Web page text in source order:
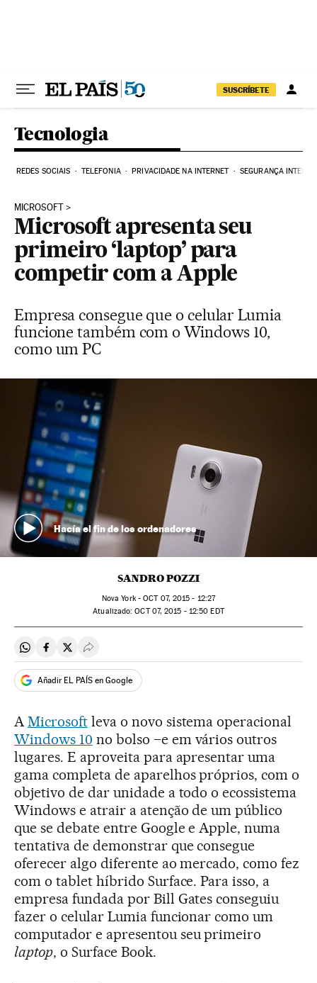
SUSCRÍBETE
Tecnologia
REDES SOCIAIS TELEFONIA PRIVACIDADE NA INTERNET SEGURANÇA
MICROSOFT
Microsoft apresenta seu
primeiro ‘laptop’ para
competir com a Apple
Empresa consegue que o celular Lumia
funcione também com o Windows 10,
como um PC
Hacía el fin de los ordenadores
SANDRO POZZI
Nova York -OCT07, 2015 - 12:27
atualizado: OCT07, 2015 - 12:50 EDT
Compartir en Whatsapp
Compartir en Facebook
Compartir en Twitter
Desplegar Redes Sociales
Añadir EL PAÍS en Google
AMicrosoftleva o novo sistema operacional
Windows 10 no bolso –e em vários outros
lugares. E aproveita para apresentar uma
gama completa de aparelhos próprios, com o
objetivo de dar unidade a todo o ecossistema
Windows e atrair a atenção de um público
que se debate entre Google e Apple, numa
tentativa de demonstrar que consegue
oferecer algo diferente ao mercado, como fez
com o tablet híbrido Surface. Para isso, a
empresa fundada por Bill Gates conseguiu
fazer o celular Lumia funcionar como um
computador e apresentou seu primeiro
laptop, o Surface Book.